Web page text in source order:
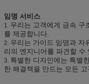
임명 서비스
1. 우리는 고객에게 금속 구
를 제공합니다.
2. 우리는 가이드 임명과 자
리의 엔지니어를 파견할 수
3. 특별한 디자인에는 특별
한 해결책을 만드는 모든